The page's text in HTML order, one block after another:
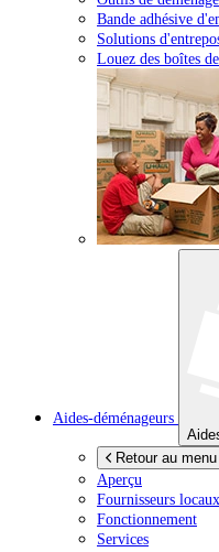
Bande adhésive
Solutions
Louez des boîtes
Aides-déménageurs
Retour au
Aperçu
Fournisseurs locaux
Fonctionnement
Services